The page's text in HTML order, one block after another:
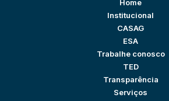
Home
Institucional
CASAG
ESA
Trabalhe conosco
TED
Transparência
Serviços